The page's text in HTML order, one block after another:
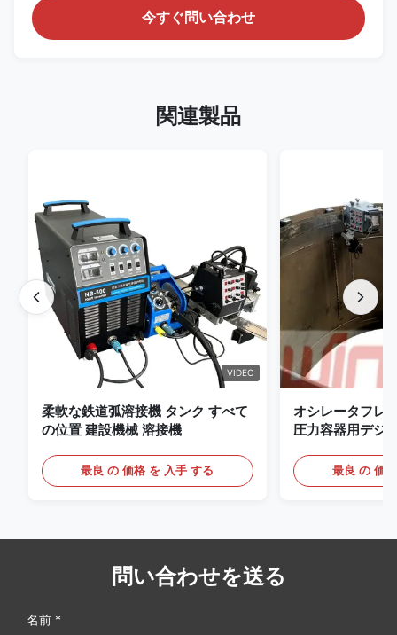
今すぐ問い合わせ
関連製品
VIDEO
柔軟な鉄道弧溶接機 タンク すべて
の位置 建設機械 溶接機
最良 の 価格 を 入手 する
オシレータフレ
圧力容器用デジ
ッジ
最良 の 価
問い合わせを送る
名前 *